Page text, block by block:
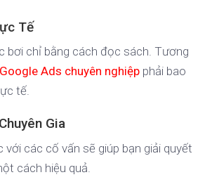
Tế
bơi chỉ bằng cách đọc sách. Tương
Google Ads chuyên nghiệp phải bao
tế.
Gia
với các cố vấn sẽ giúp bạn giải quyết
cách hiệu quả.